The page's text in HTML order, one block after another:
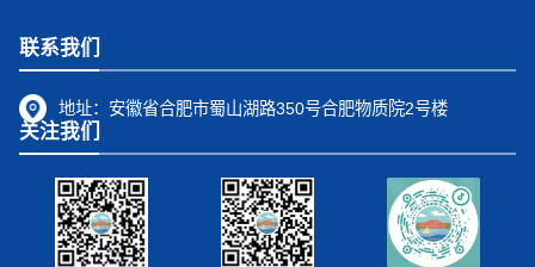
联系我们
地址： 安徽省合肥市蜀山湖路350号合肥物质院2号楼
关注我们